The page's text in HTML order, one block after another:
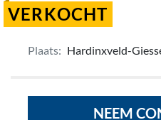
VERKOCHT
Plaats: Hardinxveld-
NEEM